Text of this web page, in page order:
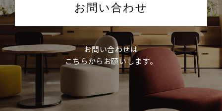
お問い合わせ
お問い合わせは
こちらからお願いします。